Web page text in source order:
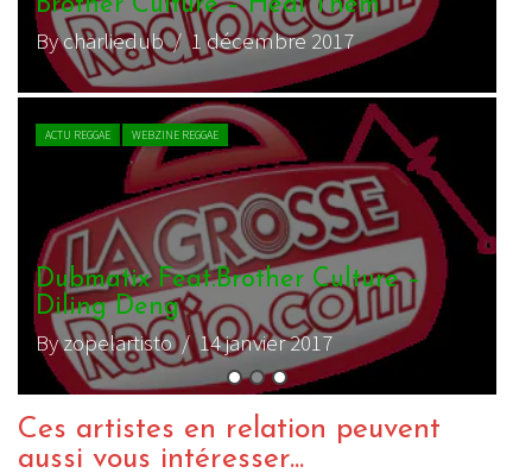
–
Ces artistes en relation peuvent
aussi vous intéresser...